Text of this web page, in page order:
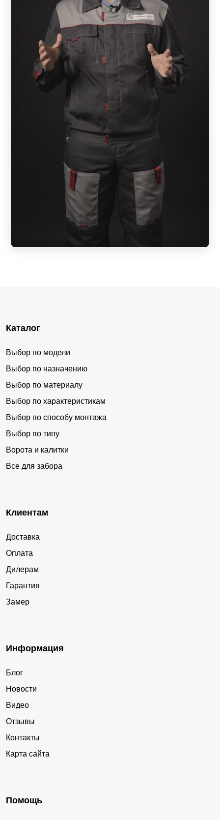
Каталог
Выбор по модели
Выбор по назначению
Выбор по материалу
Выбор по характеристикам
Выбор по способу монтажа
Выбор по типу
Ворота и калитки
Все для забора
Клиентам
Доставка
Оплата
Дилерам
Гарантия
Замер
Информация
Блог
Новости
Видео
Отзывы
Контакты
Карта сайта
Помощь